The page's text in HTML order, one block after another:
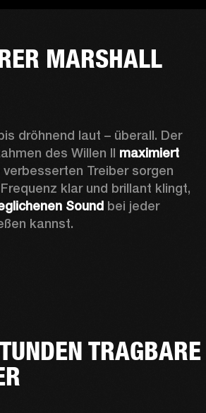
MARSHALL
dröhnend laut – überall. Der
des Willen II maximiert
verbesserten Treiber sorgen
klar und brillant klingt,
Sound bei jeder
kannst.
TRAGBARE